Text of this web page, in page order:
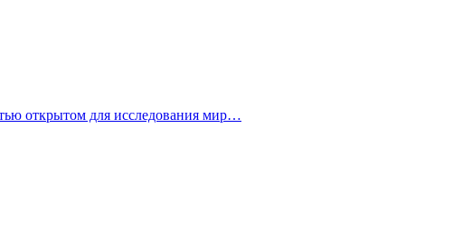
открытом для исследования мир…